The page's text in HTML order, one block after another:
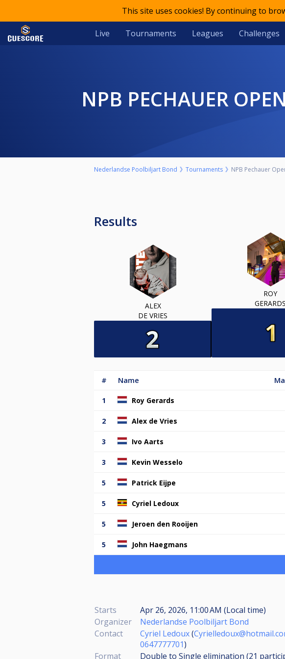
This site uses cookies! By continuing to
Live Tournaments Leagues Challenges
NPB PECHAUER
Nederlandse Poolbiljart Bond Tournaments NPB Pechauer
Results
ALEX
DE VRIES
ROY
GERARDS
# Name
1 Roy Gerards
2 Alex de Vries
3 Ivo Aarts
3 Kevin Wesselo
5 Patrick Eijpe
5 Cyriel Ledoux
5 Jeroen den Rooijen
5 John Haegmans
Starts
Apr 26, 2026, 11:00 AM (Local time)
Organizer
Nederlandse Poolbiljart Bond
Contact
Cyriel Ledoux(
0647777701)
Format
Double to Single elimination (21